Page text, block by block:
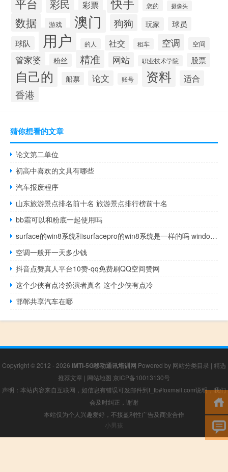
彩民 彩票 您的 摄像头
数据 游戏 澳门 狗狗 玩家
球员
球队
用户 的人 社交 租车 空调 空间
管家婆 粉丝 精准 网站 职业技术学院 股票
自己的 船票 论文 账号 资料 适合
香港
猜你想看的文章
论文第二单位
初高中喜欢的文具有哪些
汽车报废程序
山东旅游景点排名前十名 旅游景点排行榜前十名
bb霜可以和粉底一起使用吗
surface的win8系统和surfacepro的win8系统是一样的吗 windowssurface
空调一般开一天多少钱
抖音点赞真人平台10赞-qq免费刷QQ空间赞网
这个少侠有点冷扮演者真名 这个少侠有点冷
邯郸共享汽车在哪
Copyright © 2012 - 2026 IMTI-5G移动通讯培训网 Powered by 网站分类目录 | 精选
推荐文章 | 网站地图 京ICP备10013130号
声明：本站内容来自互联网，如信息有错误可发邮件到f_fb#foxmail.com说明，我们
会及时纠正，谢谢
本站仅为个人兴趣爱好，不接盈利性广告及商业合作
小男孩